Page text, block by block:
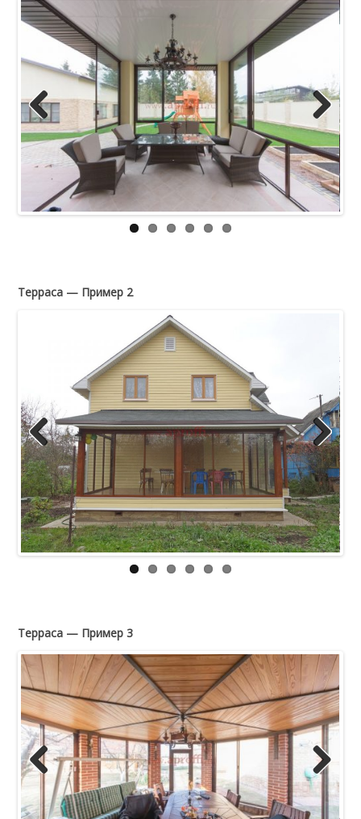
Previous Next
Терраса — Пример 2
Previous Next
Терраса — Пример 3
Previous Next